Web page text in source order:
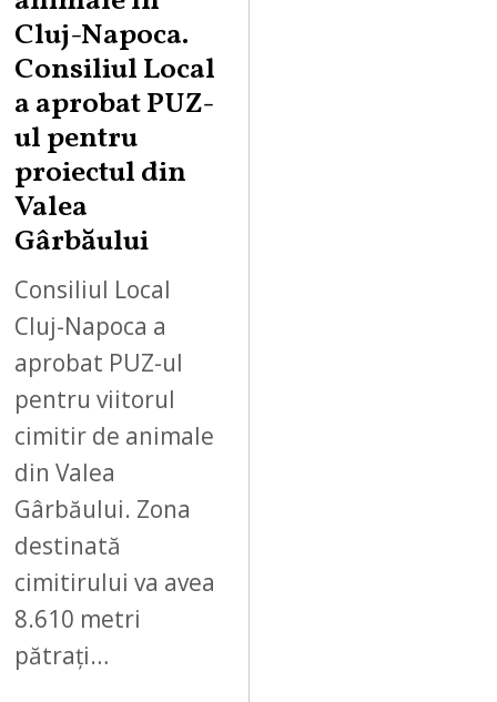
Cluj-Napoca.
Consiliul Local
a aprobat PUZ-
ul pentru
proiectul din
Valea
Gârbăului
Consiliul Local
Cluj-Napoca a
aprobat PUZ-ul
pentru viitorul
cimitir de animale
din Valea
Gârbăului. Zona
destinată
cimitirului va avea
8.610 metri
pătrați…